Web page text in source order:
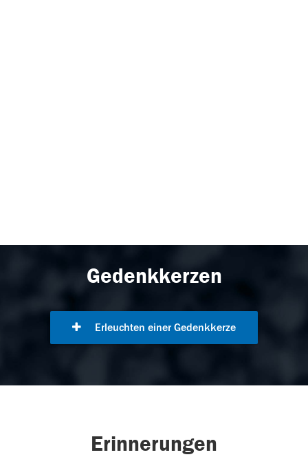
Gedenkkerzen
Erleuchten einer Gedenkkerze
Erinnerungen